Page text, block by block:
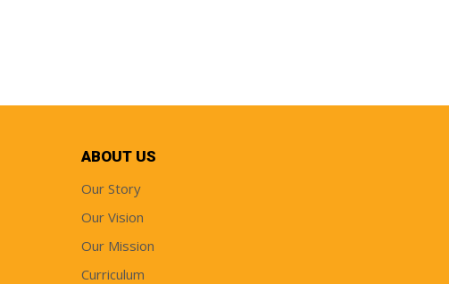
ABOUT US
Our Story
Our Vision
Our Mission
Curriculum